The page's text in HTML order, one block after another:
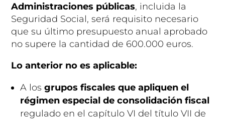
Administraciones públicas, incluida la
Seguridad Social, será requisito necesario
que su último presupuesto anual aprobado
no supere la cantidad de 600.000 euros.
Lo anterior no es aplicable:
A losgrupos fiscales que apliquen el
régimen especial de consolidación fiscal
regulado en el capítulo VI del título VII de